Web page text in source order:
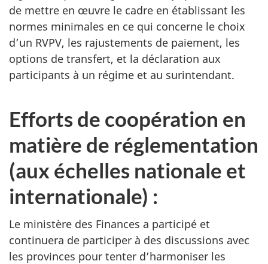
de mettre en œuvre le cadre en établissant les
normes minimales en ce qui concerne le choix
d’un RVPV, les rajustements de paiement, les
options de transfert, et la déclaration aux
participants à un régime et au surintendant.
Efforts de coopération en
matière de réglementation
(aux échelles nationale et
internationale) :
Le ministère des Finances a participé et
continuera de participer à des discussions avec
les provinces pour tenter d’harmoniser les